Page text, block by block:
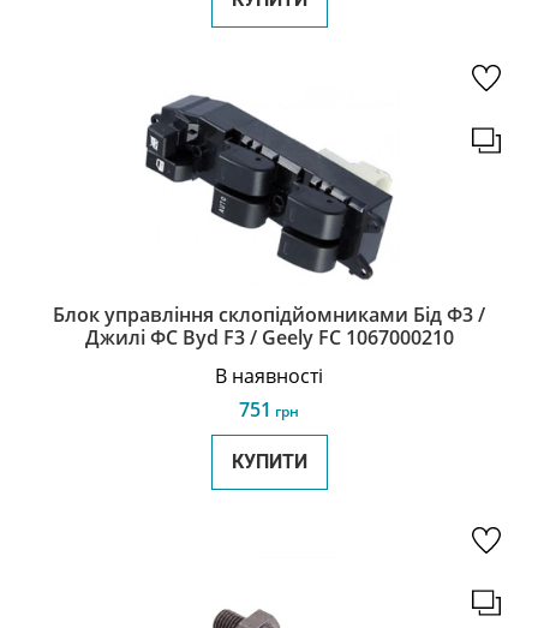
Блок управління склопідйомниками Бід Ф3 /
Джилі ФС Byd F3 / Geely FC 1067000210
В наявності
751 грн
КУПИТИ